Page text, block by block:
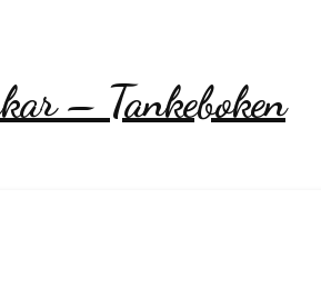
– Tankeboken